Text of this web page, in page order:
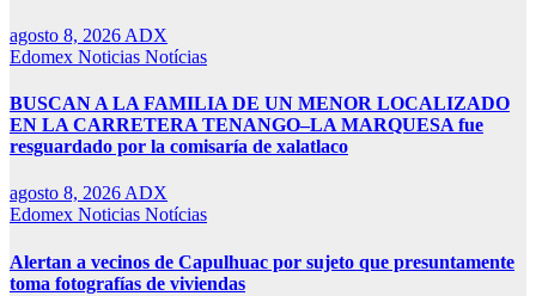
agosto 8, 2026 ADX
Edomex Noticias Notícias
BUSCAN A LA FAMILIA DE UN MENOR LOCALIZADO
EN LA CARRETERA TENANGO–LA MARQUESA fue
resguardado por la comisaría de xalatlaco
agosto 8, 2026 ADX
Edomex Noticias Notícias
Alertan a vecinos de Capulhuac por sujeto que presuntamente
toma fotografías de viviendas